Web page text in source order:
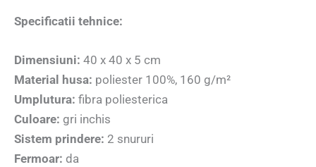
Specificatii tehnice:
Dimensiuni: 40 x 40 x 5 cm
Material husa: poliester 100%, 160 g/m²
Umplutura: fibra poliesterica
Culoare: gri inchis
Sistem prindere: 2 snururi
Fermoar: da